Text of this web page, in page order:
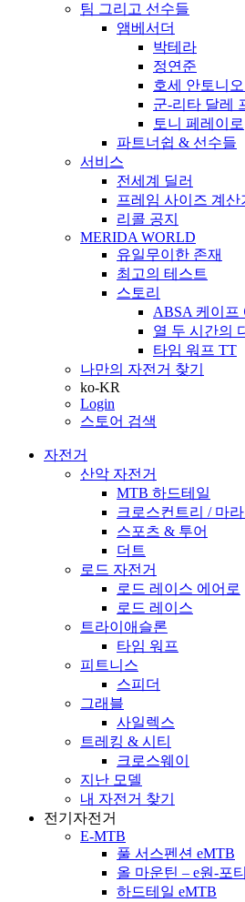
팀 그리고 선수들
앰베서더
박테라
정연준
호세 안토니
군-리타 달레
토니 페레이로
파트너쉽 & 선수들
서비스
전세계 딜러
프레임 사이즈 계산
리콜 공지
MERIDA WORLD
유일무이한 존재
최고의 테스트
스토리
ABSA 케이프
열 두 시간의
타임 워프 TT
나만의 자전거 찾기
ko-KR
Login
스토어 검색
자전거
산악 자전거
MTB 하드테일
크로스컨트리 / 마
스포츠 & 투어
더트
로드 자전거
로드 레이스 에어로
로드 레이스
트라이애슬론
타임 워프
피트니스
스피더
그래블
사일렉스
트레킹 & 시티
크로스웨이
지난 모델
내 자전거 찾기
전기자전거
E-MTB
풀 서스펜션 eMTB
올 마운틴 – e원-포티
하드테일 eMTB